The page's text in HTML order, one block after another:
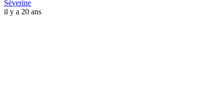
Séverine
il y a 20 ans